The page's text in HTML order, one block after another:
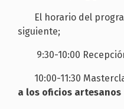
El horario del
siguiente;
9:30-10:00
10:00-11:30
a los oficios artesanos